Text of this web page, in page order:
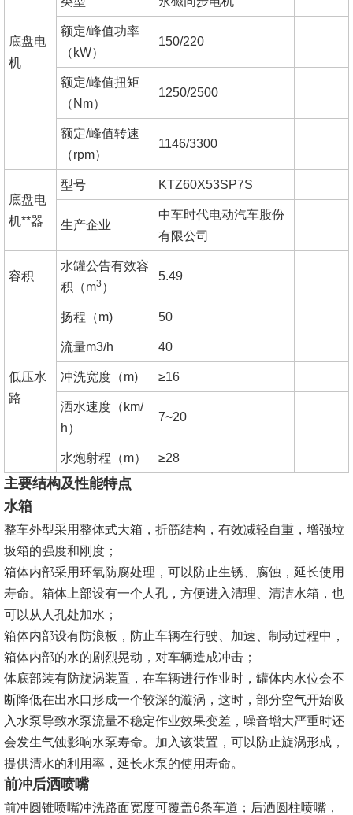
底盘电
机
额定/峰值功率
（kW）
150/220
额定/峰值扭矩
（Nm）
1250/2500
额定/峰值转速
（rpm）
1146/3300
底盘电
机**器
型号 KTZ60X53SP7S
生产企业
中车时代电动汽车股份
有限公司
容积
水罐公告有效容
积（m3 ）
5.49
低压水
路
扬程（m) 50
流量m3/h 40
冲洗宽度（m) ≥16
洒水速度（km/
h）
7~20
水炮射程（m） ≥28
主要结构及性能特点
水箱
整车外型采用整体式大箱，折筋结构，有效减轻自重，增强垃
圾箱的强度和刚度；
箱体内部采用环氧防腐处理，可以防止生锈、腐蚀，延长使用
寿命。箱体上部设有一个人孔，方便进入清理、清洁水箱，也
可以从人孔处加水；
箱体内部设有防浪板，防止车辆在行驶、加速、制动过程中，
箱体内部的水的剧烈晃动，对车辆造成冲击；
体底部装有防旋涡装置，在车辆进行作业时，罐体内水位会不
断降低在出水口形成一个较深的漩涡，这时，部分空气开始吸
入水泵导致水泵流量不稳定作业效果变差，噪音增大严重时还
会发生气蚀影响水泵寿命。加入该装置，可以防止旋涡形成，
提供清水的利用率，延长水泵的使用寿命。
前冲后洒喷嘴
前冲圆锥喷嘴冲洗路面宽度可覆盖6条车道；后洒圆柱喷嘴，